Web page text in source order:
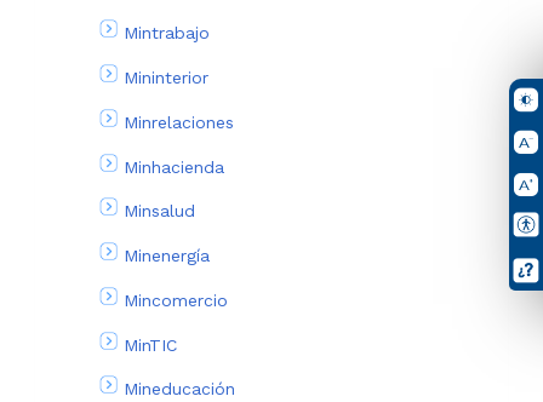
Mintrabajo
Mininterior
Minrelaciones
Minhacienda
Minsalud
Minenergía
Mincomercio
MinTIC
Mineducación